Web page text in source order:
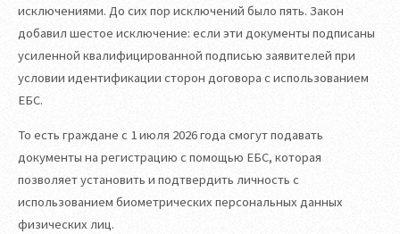
исключениями. До сих пор исключений было пять. Закон
добавил шестое исключение: если эти документы подписаны
усиленной квалифицированной подписью заявителей при
условии идентификации сторон договора с использованием
ЕБС.
То есть граждане с 1 июля 2026 года смогут подавать
документы на регистрацию с помощью ЕБС, которая
позволяет установить и подтвердить личность с
использованием биометрических персональных данных
физических лиц.